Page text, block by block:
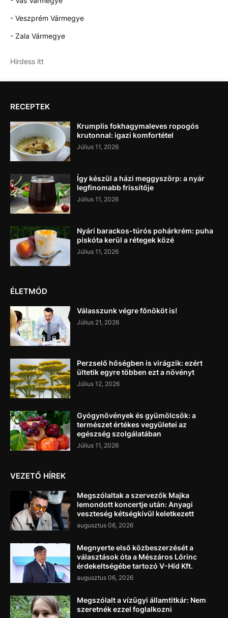
- Veszprém Vármegye
- Zala Vármegye
Hirdess itt
RECEPTEK
Krumplis fokhagymaleves ropogós
krutonnal: igazi komfortétel
Július 11, 2026
Így készül a házi meggyszörp: a nyár
legfinomabb frissítője
Július 11, 2026
Nyári barackos-túrós pohárkrém: puha
piskóta kerül a rétegek közé
Július 11, 2026
ÉLETMÓD
Válasszunk végre főnököt is!
Július 21, 2026
Perzselő hőségben is virágzik: ezért
ültetik egyre többen ezt a növényt
Július 12, 2026
Gyógynövények és gyümölcsök: a
természet értékes vegyületei az
egészség szolgálatában
Július 11, 2026
VEZETŐ HÍREK
Megszólaltak a szervezők Majka
lemondott koncertje után: Anyagi
veszteség kétségkívül keletkezett
augusztus 06, 2026
Megnyerte első közbeszerzését a
választások óta a Mészáros Lőrinc
érdekeltségébe tartozó V-Híd Kft.
augusztus 06, 2026
Megszólalt a vízügyi államtitkár: Nem
szeretnék ezzel foglalkozni